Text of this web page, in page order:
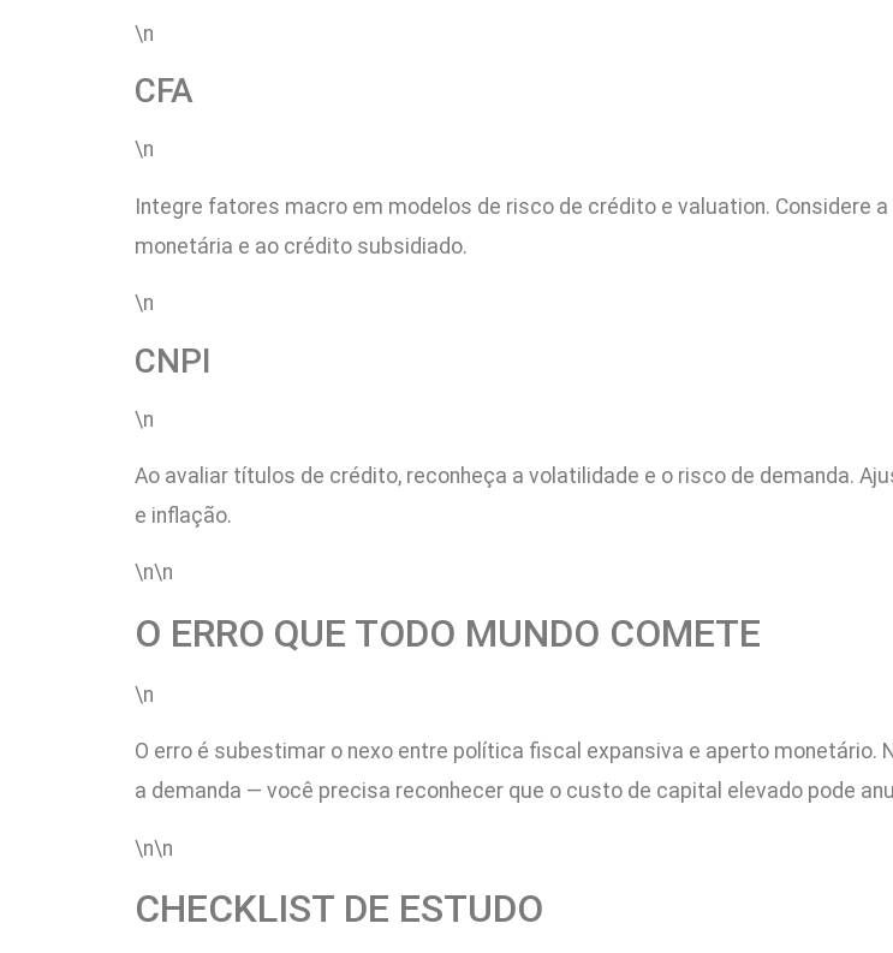
\n
CFA
\n
Integre fatores macro em modelos de risco de crédito e valuation. Considere
monetária e ao crédito subsidiado.
\n
CNPI
\n
Ao avaliar títulos de crédito, reconheça a volatilidade e o risco de demanda.
e inflação.
\n\n
O ERRO QUE TODO MUNDO COMETE
\n
O erro é subestimar o nexo entre política fiscal expansiva e aperto
a demanda — você precisa reconhecer que o custo de capital elevado pode
\n\n
CHECKLIST DE ESTUDO